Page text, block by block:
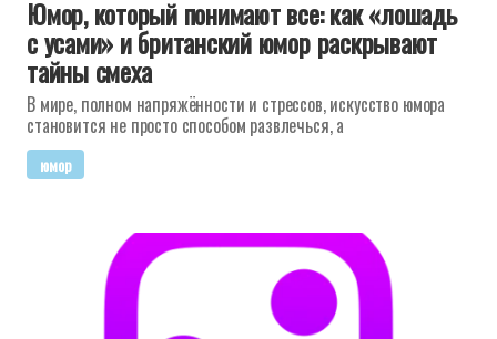
Юмор, который понимают все: как «лошадь
с усами» и британский юмор раскрывают
тайны смеха
В мире, полном напряжённости и стрессов, искусство юмора
становится не просто способом развлечься, а
юмор